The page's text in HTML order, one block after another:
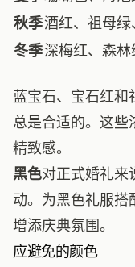
秋季酒红、祖母
冬季深梅红、森
蓝宝石、宝石红和
总是合适的。这些
精致感。
黑色对正式婚礼来
动。为黑色礼服搭
增添庆典氛围。
应避免的颜色